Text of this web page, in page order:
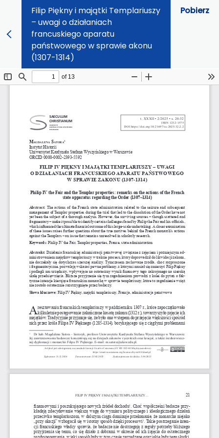
Filip Piękny i majątki Templariuszy
– uwagi o działaniach
francuskiego aparatu
państwowego w sprawie akonu
(1307-1314)
Pobierz